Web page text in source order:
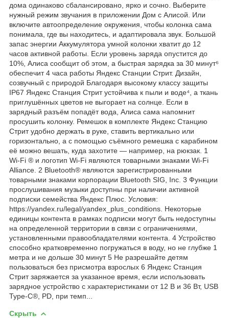
дома одинаково сбалансировано, ярко и сочно. Выберите
нужный режим звучания в приложении Дом с Алисой. Или
включите автоопределение окружения, чтобы колонка сама
понимала, где вы находитесь, и адаптировала звук. Большой
запас энергии Аккумулятора умной колонки хватит до 12
часов активной работы. Если уровень заряда опустится до
10%, Алиса сообщит об этом, а быстрая зарядка за 30 минут⁶
обеспечит 4 часа работы Яндекс Станции Стрит. Дизайн,
созвучный с природой Благодаря высокому классу защиты
IP67 Яндекс Станция Стрит устойчива к пыли и воде⁴, а ткань
приглушённых цветов не выгорает на солнце. Если в
зарядный разъём попадёт вода, Алиса сама напомнит
просушить колонку. Ремешок в комплекте Яндекс Станцию
Стрит удобно держать в руке, ставить вертикально или
горизонтально, а с помощью съёмного ремешка с карабином
её можно вешать, куда захотите — например, на рюкзак. 1
Wi-Fi ® и логотип Wi-Fi являются товарными знаками Wi-Fi
Alliance. 2 Bluetooth® являются зарегистрированными
товарными знаками корпорации Bluetooth SIG, Inc. 3 Функции
прослушивания музыки доступны при наличии активной
подписки семейства Яндекс Плюс. Условия:
https://yandex.ru/legal/yandex_plus_conditions. Некоторые
единицы контента в рамках подписки могут быть недоступны
на определенной территории в связи с ограничениями,
установленными правообладателями контента. 4 Устройство
способно кратковременно погружаться в воду, но не глубже 1
метра и не дольше 30 минут 5 Не разрешайте детям
пользоваться без присмотра взрослых 6 Яндекс Станция
Стрит заряжается за указанное время, если использовать
зарядное устройство с характеристиками от 12 В и 36 Вт, USB
Type-C®, PD, при темп...
Скрыть